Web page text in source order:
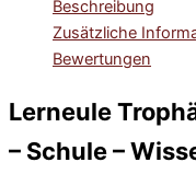
Beschreibung
Zusätzliche
Bewertungen
Lerneule
– Schule –